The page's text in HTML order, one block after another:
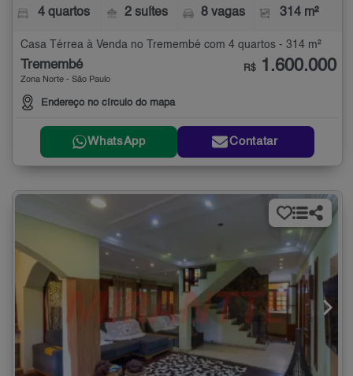
4 quartos 2 suítes 8 vagas 314 m²
Casa Térrea à Venda no Tremembé com 4 quartos - 314 m²
Tremembé
Zona Norte - São Paulo
Endereço no círculo do mapa
R$ 1.600.000
WhatsApp Contatar